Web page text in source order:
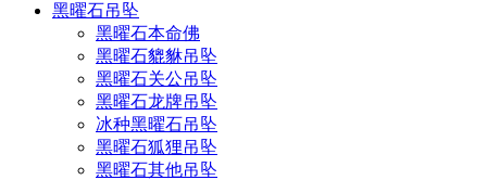
黑曜石吊坠
黑曜石本命佛
黑曜石貔貅吊坠
黑曜石关公吊坠
黑曜石龙牌吊坠
冰种黑曜石吊坠
黑曜石狐狸吊坠
黑曜石其他吊坠